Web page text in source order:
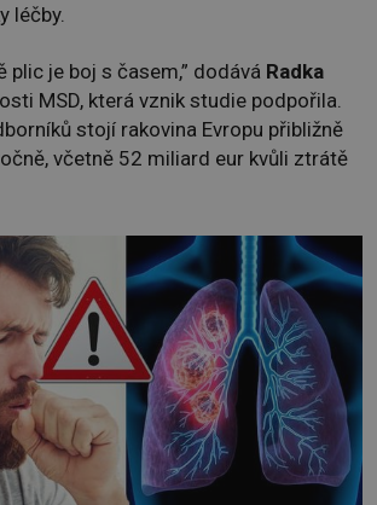
léčby.
plic je boj s časem,” dodává Radka
MSD, která vznik studie podpořila.
stojí rakovina Evropu přibližně
včetně 52 miliard eur kvůli ztrátě